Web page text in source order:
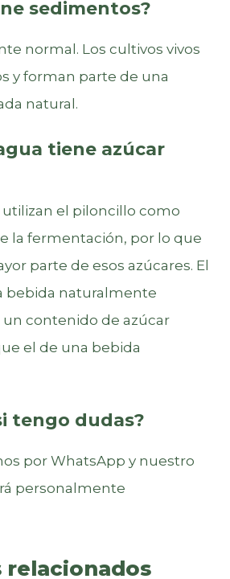
sedimentos?
normal. Los cultivos vivos
y forman parte de una
natural.
tiene azúcar
el piloncillo como
la fermentación, por lo que
parte de esos azúcares. El
bebida naturalmente
contenido de azúcar
el de una bebida
tengo dudas?
por WhatsApp y nuestro
personalmente
relacionados